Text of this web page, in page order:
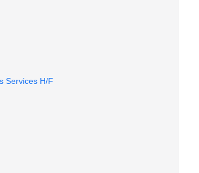
Services H/F